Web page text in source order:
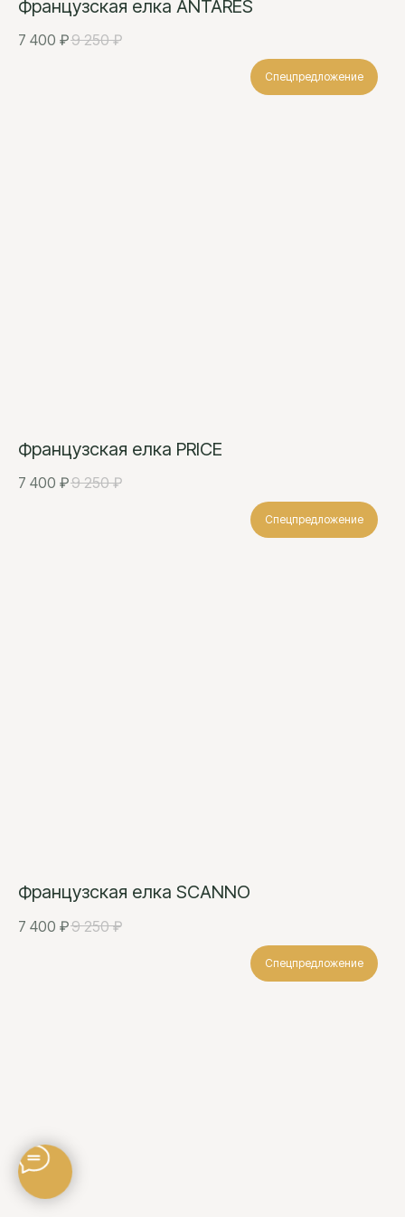
Французская елка ANTARES
7 400 ₽9 250 ₽
Спецпредложение
Французская елка PRICE
7 400 ₽9 250 ₽
Спецпредложение
Французская елка SCANNO
7 400 ₽9 250 ₽
Спецпредложение